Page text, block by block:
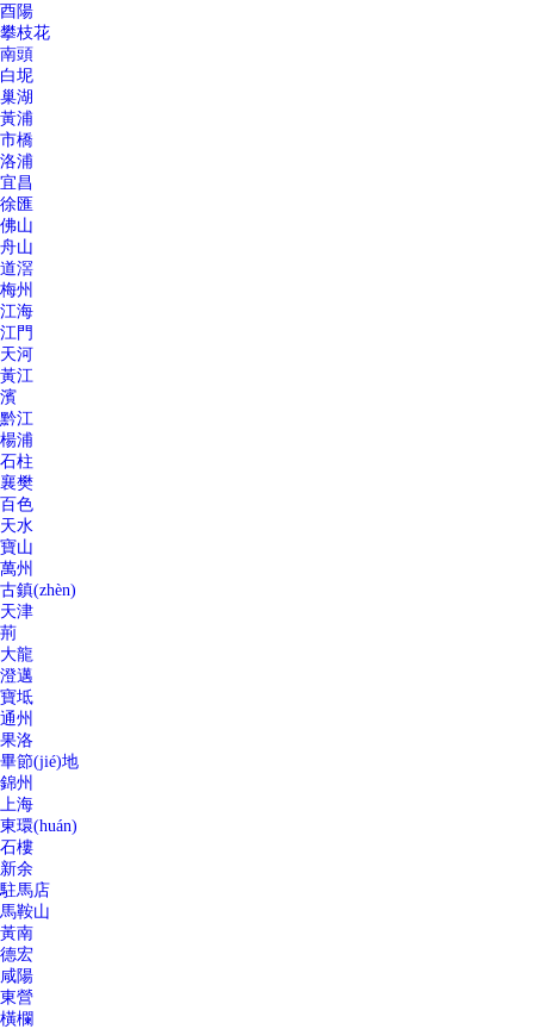
酉陽
攀枝花
南頭
白坭
巢湖
黃浦
市橋
洛浦
宜昌
徐匯
佛山
舟山
道滘
梅州
江海
江門
天河
黃江
濱
黔江
楊浦
石柱
襄樊
百色
天水
寶山
萬州
古鎮(zhèn)
天津
荊
大龍
澄邁
寶坻
通州
果洛
畢節(jié)地
錦州
上海
東環(huán)
石樓
新余
駐馬店
馬鞍山
黃南
德宏
咸陽
東營
橫欄